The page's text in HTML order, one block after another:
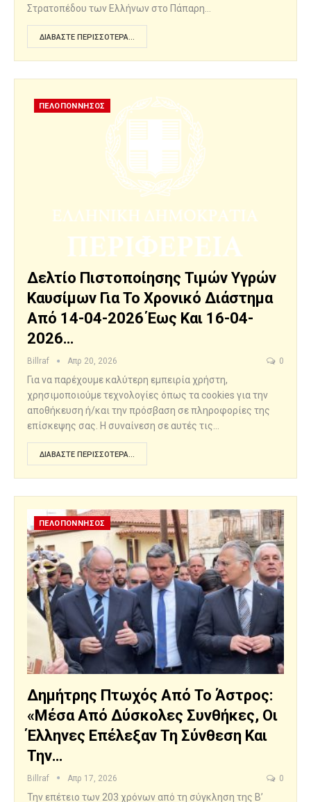
Στρατοπέδου των Ελλήνων στο Πάπαρη…
ΔΙΑΒΆΣΤΕ ΠΕΡΙΣΣΌΤΕΡΑ...
ΠΕΛΟΠΟΝΝΗΣΟΣ
Δελτίο Πιστοποίησης Τιμών Υγρών
Καυσίμων Για Το Χρονικό Διάστημα
Από 14-04-2026 Έως Και 16-04-
2026…
Billraf Απρ 20, 2026 0
Για να παρέχουμε καλύτερη εμπειρία χρήστη,
χρησιμοποιούμε τεχνολογίες όπως τα cookies για την
αποθήκευση ή/και την πρόσβαση σε πληροφορίες της
επίσκεψης σας. Η συναίνεση σε αυτές τις…
ΔΙΑΒΆΣΤΕ ΠΕΡΙΣΣΌΤΕΡΑ...
ΠΕΛΟΠΟΝΝΗΣΟΣ
Δημήτρης Πτωχός Από Το Άστρος:
«Μέσα Από Δύσκολες Συνθήκες, Οι
Έλληνες Επέλεξαν Τη Σύνθεση Και
Την…
Billraf Απρ 17, 2026 0
Την επέτειο των 203 χρόνων από τη σύγκληση της Β’